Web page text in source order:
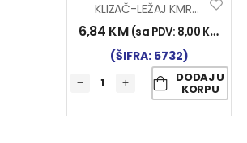
KLIZAČ-LEŽAJ KMR8 24×7 L22.5mm
6,84 KM (sa PDV: 8,00 KM
(ŠIFRA: 5732)
DODAJ U
KORPU